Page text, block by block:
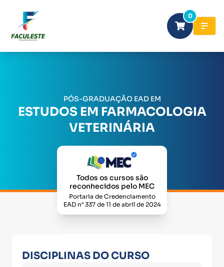
0
PÓS-GRADUAÇÃO EAD EM
ESTUDOS EM FARMACOLOGIA
VETERINÁRIA
Todos os cursos são
reconhecidos pelo MEC
Portaria de Credenciamento
EAD n° 337 de 11 de abril de 2024
DISCIPLINAS DO CURSO